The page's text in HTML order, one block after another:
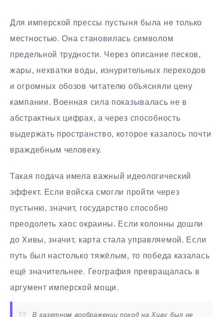
Для имперской прессы пустыня была не только
местностью. Она становилась символом
предельной трудности. Через описание песков,
жары, нехватки воды, изнурительных переходов
и огромных обозов читателю объясняли цену
кампании. Военная сила показывалась не в
абстрактных цифрах, а через способность
выдержать пространство, которое казалось почти
враждебным человеку.
Такая подача имела важный идеологический
эффект. Если войска смогли пройти через
пустыню, значит, государство способно
преодолеть хаос окраины. Если колонны дошли
до Хивы, значит, карта стала управляемой. Если
путь был настолько тяжёлым, то победа казалась
ещё значительнее. География превращалась в
аргумент имперской мощи.
В газетном воображении поход на Хиву был не